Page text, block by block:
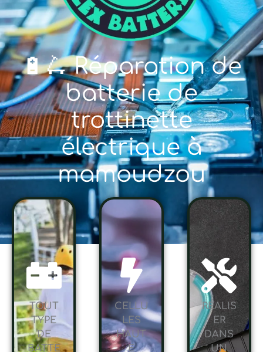
🔋🛴 Réparation de
batterie de
trottinette
électrique à
mamoudzou
TOUT
TYPE
DE
BATTE
CELLU
LES
HAUT
E
RÉALIS
ER
DANS
UN